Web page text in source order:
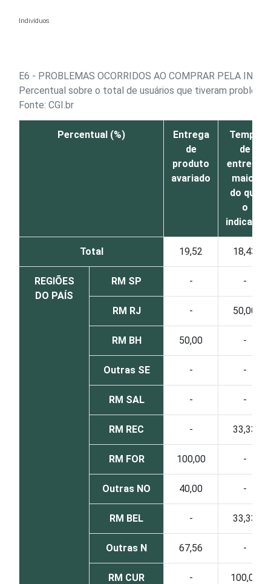
Indivíduos
E6 - PROBLEMAS OCORRIDOS AO COMPRAR PELA
Percentual sobre o total de usuários que tiveram
Fonte: CGI.br
Percentual (%)
Entrega
de
produto
avariado
Tempo
de
entrega
maior
do que
o
indicado
Total 19,52 18,43
REGIÕES
DO PAÍS
RM SP - -
RM RJ - 50,00
RM BH 50,00 -
Outras SE - -
RM SAL - -
RM REC - 33,33
RM FOR 100,00 -
Outras NO 40,00 -
RM BEL - 33,33
Outras N 67,56 -
RM CUR - 100,00